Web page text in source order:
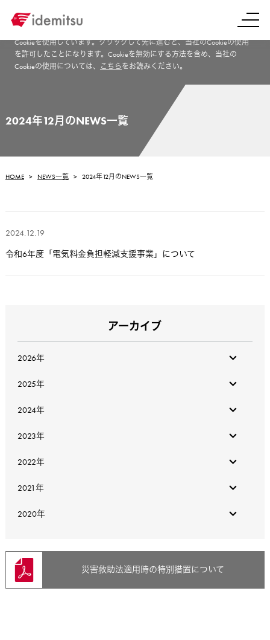
当社サイトでは、サイト機能の有効化やパフォーマンス測定、ソーシャル
メディア機能のご提供、関連性の高いコンテンツ表示といった目的で
Cookieを使用しています。クリックして先に進むと、当社のCookieの使用
を許可したことになります。Cookieを無効にする方法を含め、当社の
Cookieの使用については、
こちらをお読みください。
2024年12月のNEWS一覧
HOME NEWS一覧 2024年12月のNEWS一覧
2024.12.19
令和6年度「電気料金負担軽減支援事業」について
アーカイブ
2026年
2026年7月
2025年
2025年12月
2025年8月
2025年6月
2025年4月
2024年
2024年12月
2024年8月
2024年7月
2024年4月
2024年2月
2023年
2023年12月
2023年10月
2023年9月
2023年7月
2023年6月
2022年
2022年12月
2022年10月
2022年8月
2022年7月
2021年
2021年9月
2021年2月
2020年
2020年3月
災害救助法適用時の特別措置について